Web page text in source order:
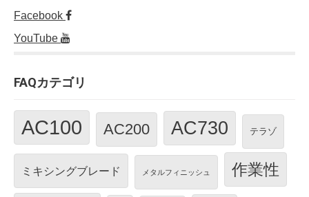
Facebook
YouTube
FAQカテゴリ
AC100 AC200 AC730 テラゾ
ミキシングブレード メタルフィニッシュ 作業性